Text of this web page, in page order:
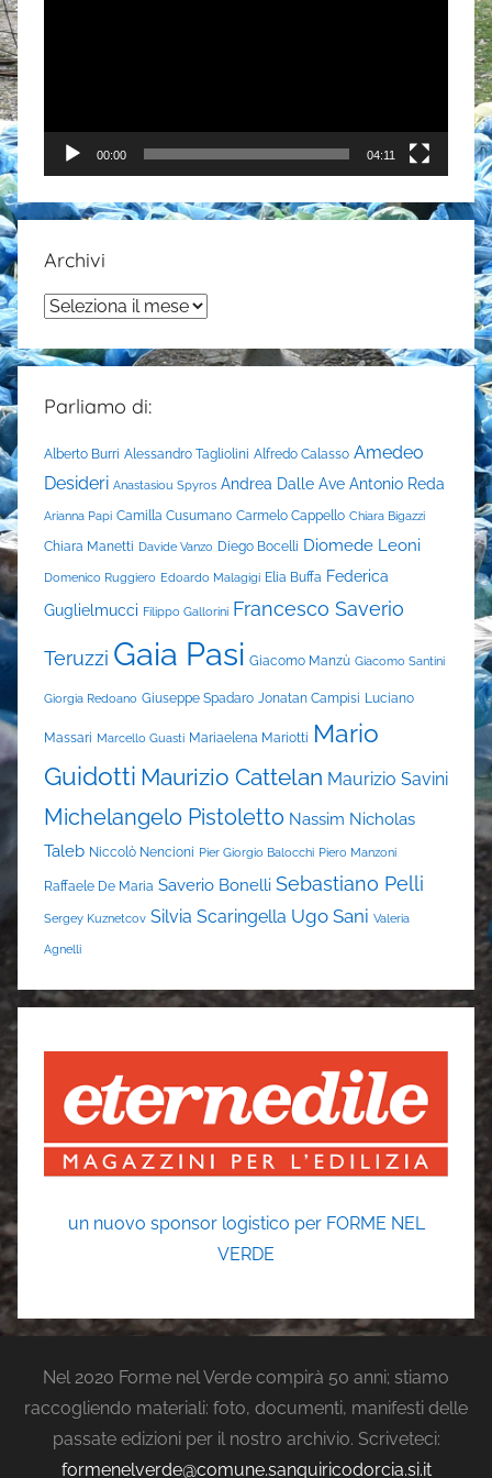
00:00 04:11
Archivi
Archivi
Parliamo di:
Alberto Burri Alessandro Tagliolini Alfredo Calasso Amedeo
Desideri Anastasiou Spyros Andrea Dalle Ave Antonio Reda
Arianna Papi Camilla Cusumano Carmelo Cappello Chiara Bigazzi
Chiara Manetti Davide Vanzo Diego Bocelli Diomede Leoni
Domenico Ruggiero Edoardo Malagigi Elia Buffa Federica
Guglielmucci Filippo Gallorini Francesco Saverio
Teruzzi Gaia Pasi Giacomo Manzù Giacomo Santini
Giorgia Redoano Giuseppe Spadaro Jonatan Campisi Luciano
Massari Marcello Guasti Mariaelena Mariotti Mario
Guidotti Maurizio Cattelan Maurizio Savini
Michelangelo Pistoletto Nassim Nicholas
Taleb Niccolò Nencioni Pier Giorgio Balocchi Piero Manzoni
Raffaele De Maria Saverio Bonelli Sebastiano Pelli
Sergey Kuznetcov Silvia Scaringella Ugo Sani Valeria
Agnelli
un nuovo sponsor logistico per FORME NEL
VERDE
Nel 2020 Forme nel Verde compirà 50 anni; stiamo
raccogliendo materiali: foto, documenti, manifesti delle
passate edizioni per il nostro archivio. Scriveteci:
formenelverde@comune.sanquiricodorcia.si.it